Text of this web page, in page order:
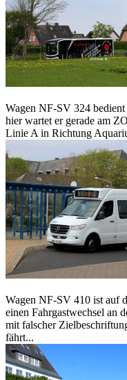
Wagen NF-SV 324
hier wartet er gerade am
Linie A in Richtung
Wagen NF-SV 410 ist auf
einen Fahrgastwechsel an
mit falscher
fährt...